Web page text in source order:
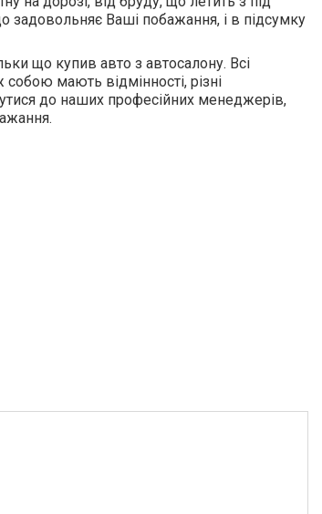
задовольняє Ваші побажання, і в підсумку
що купив авто з автосалону. Всі
мають відмінності, різні
до наших професійних менеджерів,